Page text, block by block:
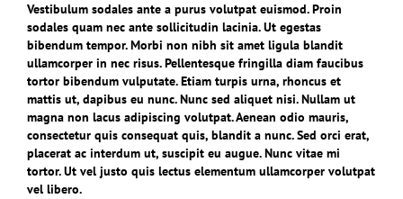
Vestibulum sodales ante a purus volutpat euismod. Proin
sodales quam nec ante sollicitudin lacinia. Ut egestas
bibendum tempor. Morbi non nibh sit amet ligula blandit
ullamcorper in nec risus. Pellentesque fringilla diam faucibus
tortor bibendum vulputate. Etiam turpis urna, rhoncus et
mattis ut, dapibus eu nunc. Nunc sed aliquet nisi. Nullam ut
magna non lacus adipiscing volutpat. Aenean odio mauris,
consectetur quis consequat quis, blandit a nunc. Sed orci erat,
placerat ac interdum ut, suscipit eu augue. Nunc vitae mi
tortor. Ut vel justo quis lectus elementum ullamcorper volutpat
vel libero.